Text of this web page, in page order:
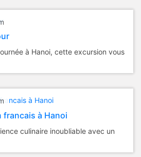
à Hanoi, cette excursion vous
francais à Hanoi
culinaire inoubliable avec un